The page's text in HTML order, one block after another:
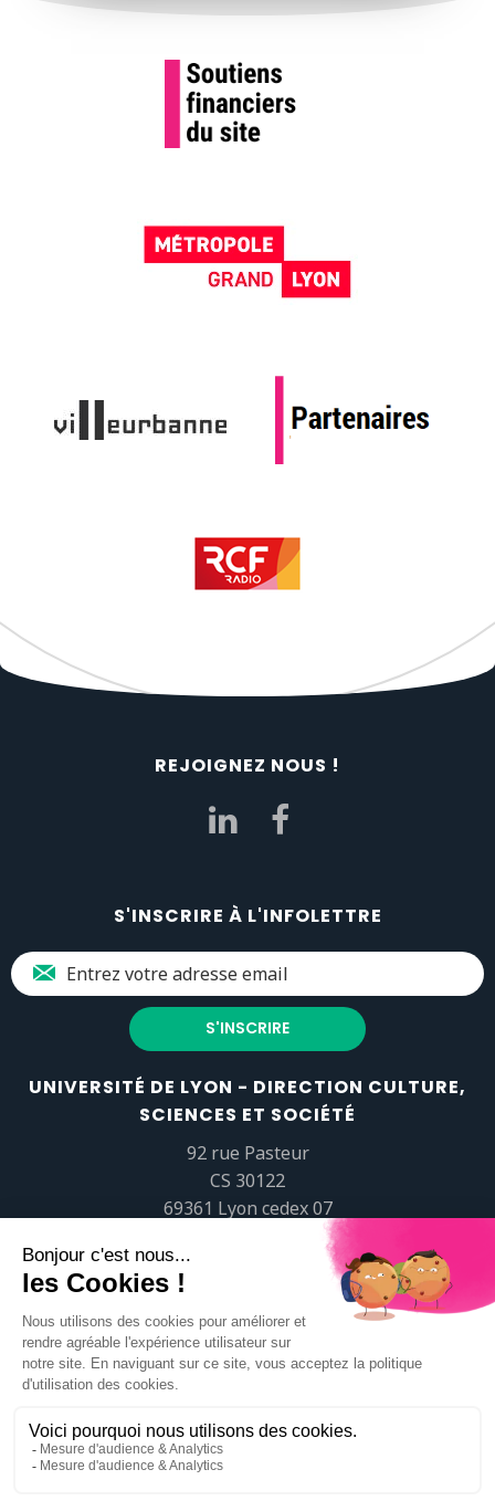
REJOIGNEZ NOUS !
S'INSCRIRE À L'INFOLETTRE
UNIVERSITÉ DE LYON - DIRECTION CULTURE,
SCIENCES ET SOCIÉTÉ
92 rue Pasteur
CS 30122
69361 Lyon cedex 07
popsciences@universite-lyon.fr
Tél.+33 (0)4 37 37 82 01
https://www.youtube.com/embed/Qm-prNOXepo